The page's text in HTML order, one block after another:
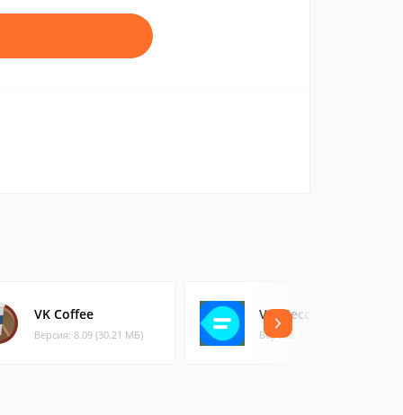
VK Coffee
Версия: 8.09 (30.21 МБ)
VK Мессенджер
Версия: 1.310 (119.6 МБ)